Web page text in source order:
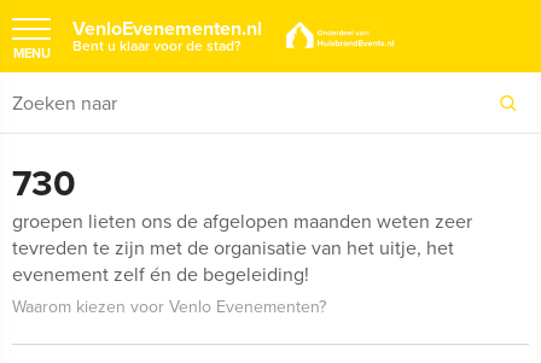
VenloEvenementen.nl
Bent u klaar voor de stad?
MENU
730
groepen lieten ons de afgelopen maanden weten zeer
tevreden te zijn met de organisatie van het uitje, het
evenement zelf én de begeleiding!
Waarom kiezen voor Venlo Evenementen?